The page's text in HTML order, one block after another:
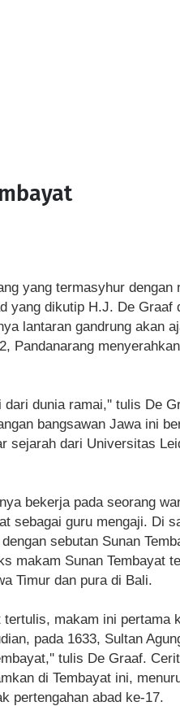
yang termasyhur dengan
yang dikutip H.J. De Graaf
lantaran gandrung akan
Pandanarang
dunia ramai,'' tulis De
bangsawan Jawa ini
sejarah dari Universitas
bekerja pada seorang
sebagai guru mengaji. Di
sebutan Sunan
makam Sunan Tembayat
Timur dan pura di Bali.
makam ini pertama
pada 1633, Sultan
tulis De Graaf.
di Tembayat ini,
pertengahan abad ke-17.